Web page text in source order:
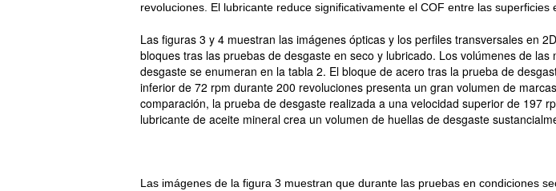
revoluciones. El lubricante reduce significativamente el COF entre las superficies
Las figuras 3 y 4 muestran las imágenes ópticas y los perfiles transversales en
bloques tras las pruebas de desgaste en seco y lubricado. Los volúmenes de
desgaste se enumeran en la tabla 2. El bloque de acero tras la prueba de
inferior de 72 rpm durante 200 revoluciones presenta un gran volumen de
comparación, la prueba de desgaste realizada a una velocidad superior de 197
lubricante de aceite mineral crea un volumen de huellas de desgaste
Las imágenes de la figura 3 muestran que durante las pruebas en condiciones